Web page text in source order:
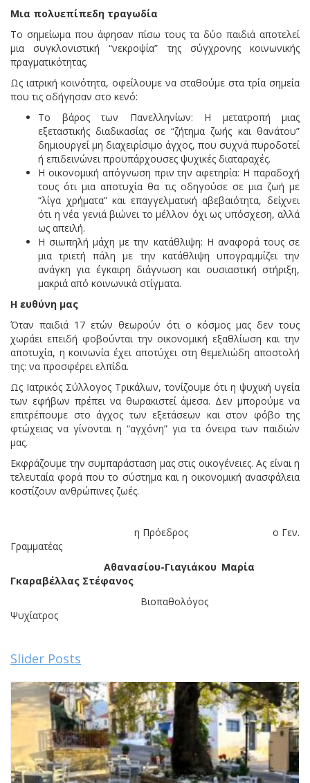
Μια πολυεπίπεδη τραγωδία
​Το σημείωμα που άφησαν πίσω τους τα δύο παιδιά αποτελεί
μια συγκλονιστική “νεκροψία” της σύγχρονης κοινωνικής
πραγματικότητας.
Ως ιατρική κοινότητα, οφείλουμε να σταθούμε στα τρία σημεία
που τις οδήγησαν στο κενό:
​Το βάρος των Πανελληνίων: Η μετατροπή μιας
εξεταστικής διαδικασίας σε “ζήτημα ζωής και θανάτου”
δημιουργεί μη διαχειρίσιμο άγχος, που συχνά πυροδοτεί
ή επιδεινώνει προϋπάρχουσες ψυχικές διαταραχές.
​Η οικονομική απόγνωση πριν την αφετηρία: Η παραδοχή
τους ότι μια αποτυχία θα τις οδηγούσε σε μια ζωή με
“λίγα χρήματα” και επαγγελματική αβεβαιότητα, δείχνει
ότι η νέα γενιά βιώνει το μέλλον όχι ως υπόσχεση, αλλά
ως απειλή.
​Η σιωπηλή μάχη με την κατάθλιψη: Η αναφορά τους σε
μια τριετή πάλη με την κατάθλιψη υπογραμμίζει την
ανάγκη για έγκαιρη διάγνωση και ουσιαστική στήριξη,
μακριά από κοινωνικά στίγματα.
Η ευθύνη μας
​Όταν παιδιά 17 ετών θεωρούν ότι ο κόσμος μας δεν τους
χωράει επειδή φοβούνται την οικονομική εξαθλίωση και την
αποτυχία, η κοινωνία έχει αποτύχει στη θεμελιώδη αποστολή
της: να προσφέρει ελπίδα.
​Ως Ιατρικός Σύλλογος Τρικάλων, τονίζουμε ότι η ψυχική υγεία
των εφήβων πρέπει να θωρακιστεί άμεσα. Δεν μπορούμε να
επιτρέπουμε στο άγχος των εξετάσεων και στον φόβο της
φτώχειας να γίνονται η “αγχόνη” για τα όνειρα των παιδιών
μας.
​Εκφράζουμε την συμπαράσταση μας στις οικογένειες. Ας είναι η
τελευταία φορά που το σύστημα και η οικονομική ανασφάλεια
κοστίζουν ανθρώπινες ζωές.
η Πρόεδρος ο Γεν.
Γραμματέας
Αθανασίου-Γιαγιάκου Μαρία
Γκαραβέλλας Στέφανος
Βιοπαθολόγος
Ψυχίατρος
Slider Posts